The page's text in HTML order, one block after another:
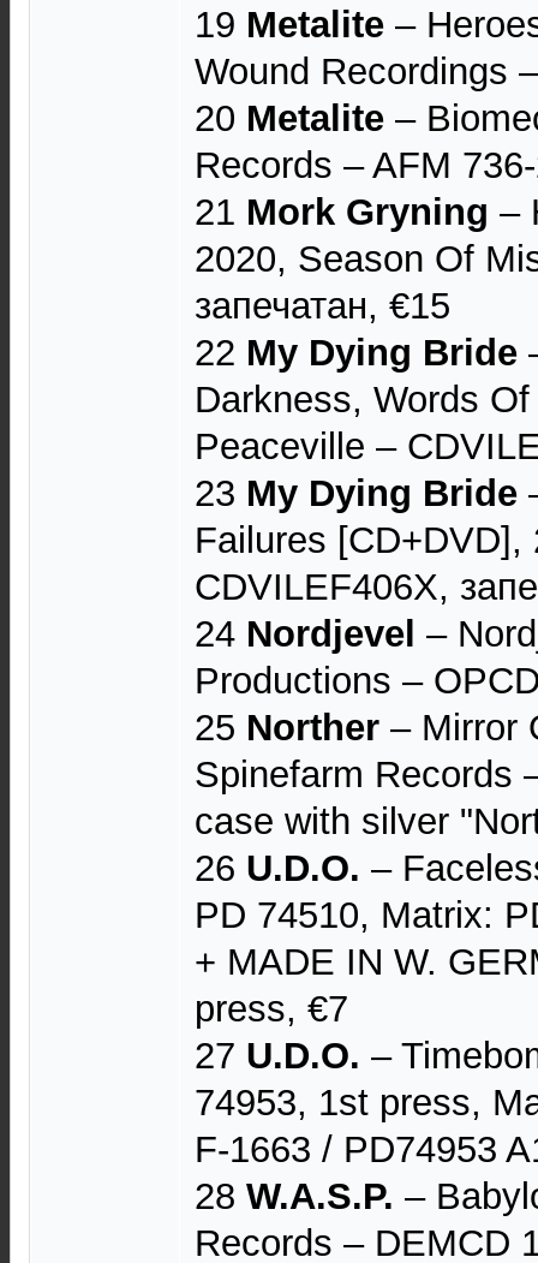
19 Metalite –
Wound Recordings
20 Metalite –
Records – AFM
21 Mork Gryning –
2020, Season Of
запечатан, €15
22 My Dying Bride
Darkness, Words
Peaceville ‎–
23 My Dying Bride
Failures
CDVILEF406X,
24 Nordjevel –
Productions –
25 Norther – Mirror
Spinefarm Records
case with silver
26 U.D.O. –
PD 74510, Matrix:
+ MADE IN W.
press, €7
27 U.D.O. –
74953, 1st press,
F-1663 / PD74953
28 W.A.S.P. –
Records – DEMCD